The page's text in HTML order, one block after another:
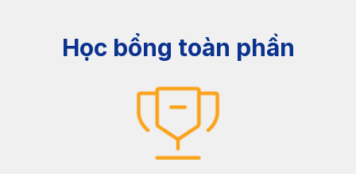
Học bổng toàn phần